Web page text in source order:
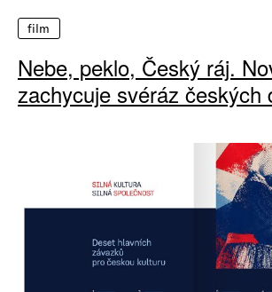
film
Nebe, peklo, Český ráj.
zachycuje svéráz českých